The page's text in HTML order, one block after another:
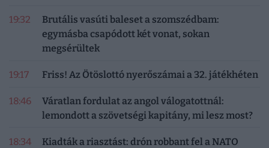
19:32
Brutális vasúti baleset a szomszédbam:
egymásba csapódott két vonat, sokan
megsérültek
19:17 Friss! Az Ötöslottó nyerőszámai a 32. játékhéten
18:46
Váratlan fordulat az angol válogatottnál:
lemondott a szövetségi kapitány, mi lesz most?
18:34
Kiadták a riasztást: drón robbant fel a NATO